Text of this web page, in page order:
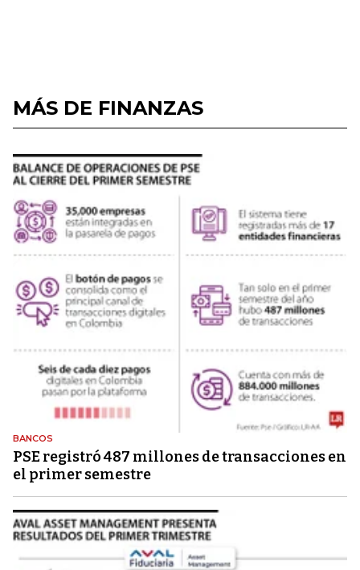
MÁS DE FINANZAS
BANCOS
PSE registró 487 millones de transacciones en
el primer semestre